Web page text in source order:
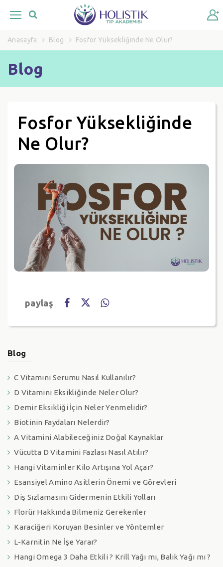
Anasayfa Blog Fosfor Yüksekliğinde Ne Olur?
Blog
Fosfor Yüksekliğinde
Ne Olur?
paylaş
Blog
C Vitamini Serumu Nasıl Kullanılır?
D Vitamini Eksikliğinde Neler Olur?
Demir Eksikliği İçin Neler Yenmelidir?
Biotinin Faydaları Nelerdir?
A Vitamini Alabileceğiniz Doğal Kaynaklar
Vücutta D Vitamini Fazlası Nasıl Atılır?
Hangi Vitaminler Kilo Artışına Yol Açar?
Esansiyel Amino Asitlerin Önemi ve Görevleri
Diş Sızlamasını Gidermenin Etkili Yolları
Florür Hakkında Bilmeniz Gerekenler
Karaciğeri Koruyan Besinler ve Yöntemler
L-Karnitin Ne İşe Yarar?
Hangi Omega 3 Daha Etkili ? Krill Yağı mı, Balık Yağı mı ?